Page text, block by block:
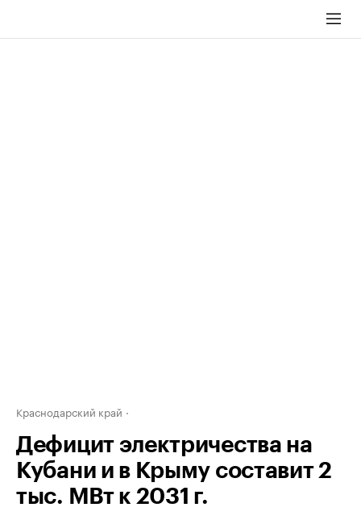
Краснодарский край
Дефицит электричества на
Кубани и в Крыму составит 2
тыс. МВт к 2031 г.